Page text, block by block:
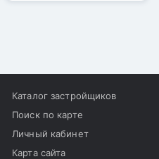
Каталог застройщиков
Поиск по карте
Личный кабинет
Карта сайта